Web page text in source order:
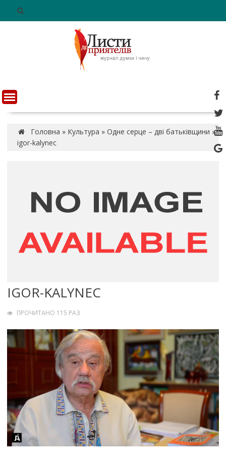
n
t
Головна » Культура » Одне серце – дві батьківщини »
igor-kalynec
IGOR-KALYNEC
ПРОЧИТАНО 115 РАЗ